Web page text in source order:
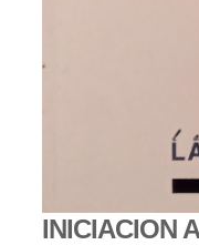
INICIACION